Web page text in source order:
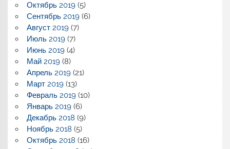
Октябрь 2019(5)
Сентябрь 2019(6)
Август 2019(7)
Июль 2019(7)
Июнь 2019(4)
Май 2019(8)
Апрель 2019(21)
Март 2019(13)
Февраль 2019(10)
Январь 2019(6)
Декабрь 2018 (9)
Ноябрь 2018 (5)
Октябрь 2018 (16)